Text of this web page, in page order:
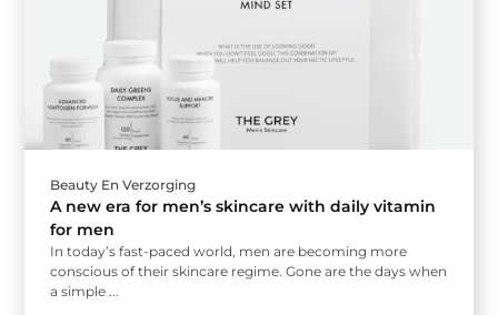
Beauty En Verzorging
A new era for men’s skincare with daily vitamin
for men
In today’s fast-paced world, men are becoming more
conscious of their skincare regime. Gone are the days when
a simple ...